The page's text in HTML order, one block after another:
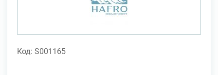
Код: S001165